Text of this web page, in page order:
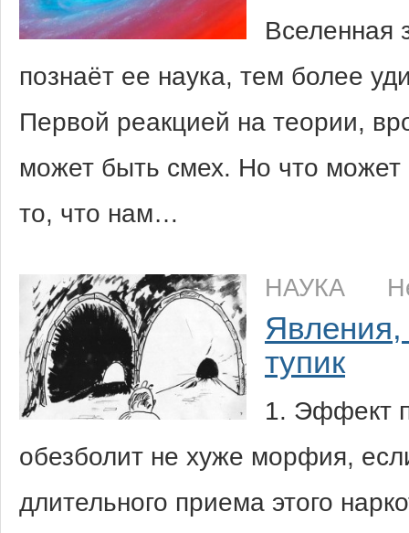
Вселенная
познаёт ее наука, тем более
Первой реакцией на теории,
может быть смех. Но что
то, что нам…
НАУКА
Явления,
тупик
1. Эффект
обезболит не хуже морфия,
длительного приема этого